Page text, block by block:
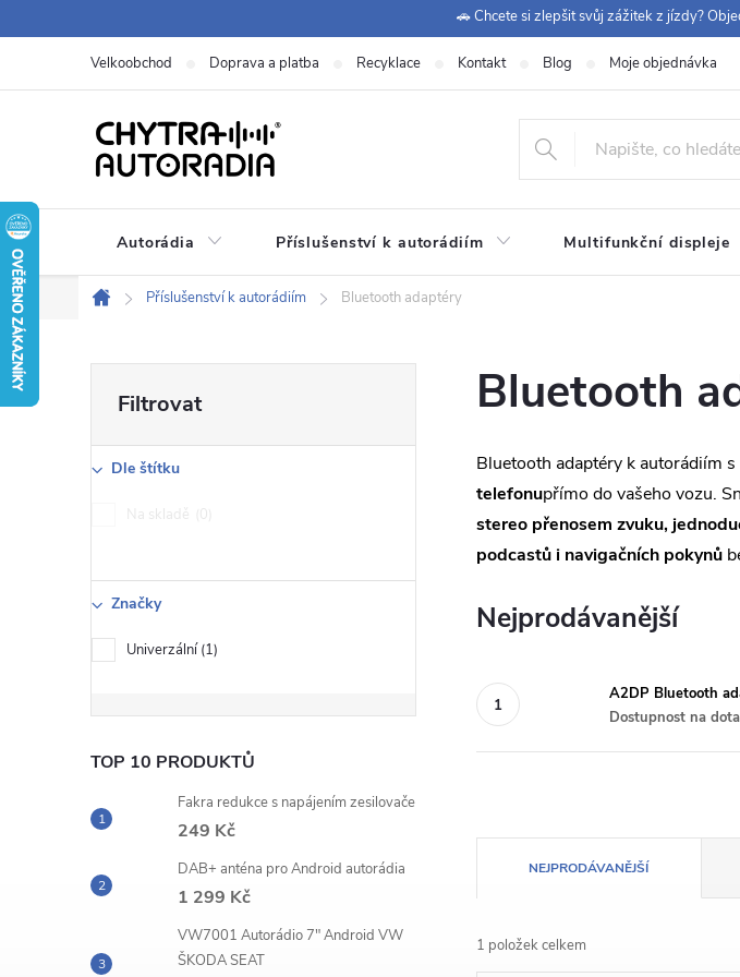
na
🚗 Chcete si zlepšit svůj zážitek z jízdy?
Velkoobchod Doprava a platba Recyklace Kontakt Blog Moje objednávka
Autorádia Příslušenství k autorádiím Multifunkční displeje
Domů
Příslušenství k autorádiím Bluetooth adaptéry
o
r
a
n
n
í
p
Dle štítku
Na skladě 0
Značky
Univerzální 1
TOP 10 PRODUKTŮ
Fakra redukce s napájením zesilovače
249 Kč
DAB+ anténa pro Android autorádia
1 299 Kč
VW7001 Autorádio 7" Android VW
ŠKODA SEAT
Bluetooth
Bluetooth adaptéry k autorádiím
telefonupřímo do vašeho vozu.
stereo přenosem zvuku,
podcastů i navigačních pokynů
Nejprodávanější
A2DP Bluetooth
Dostupnost na
a
NEJPRODÁVANĚJŠÍ
1 položek celkem